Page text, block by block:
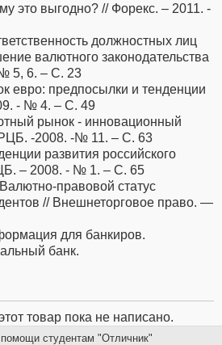
это выгодно? // Форекс. – 2011. -
должностных лиц
валютного законодательства
5, 6. – С. 23
евро: предпосылки и тенденции
- № 4. – С. 49
рынок - инновационный
-2008. -№ 11. – С. 63
развития российского
– 2008. - № 1. – С. 65
правовой статус
// Внешнеторговое право. —
для банкиров.
банк.
товар пока не написано.
студентам "Отличник"